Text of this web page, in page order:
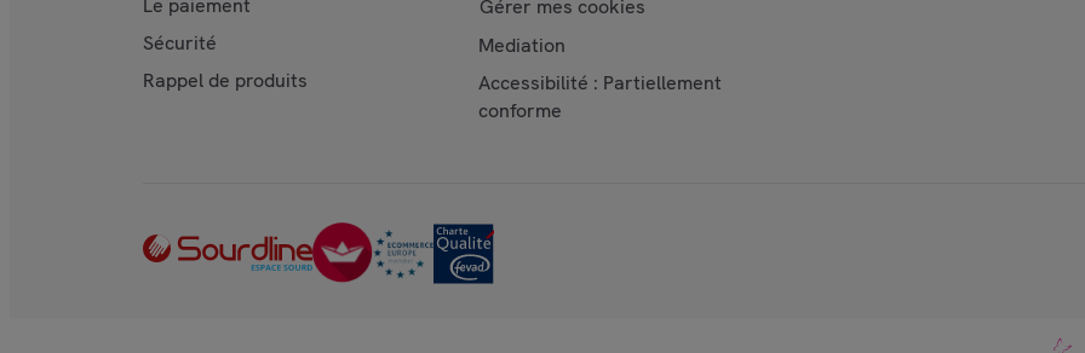
Le paiement
Sécurité
Rappel de produits
Gérer mes cookies
Mediation
Accessibilité : Partiellement
conforme